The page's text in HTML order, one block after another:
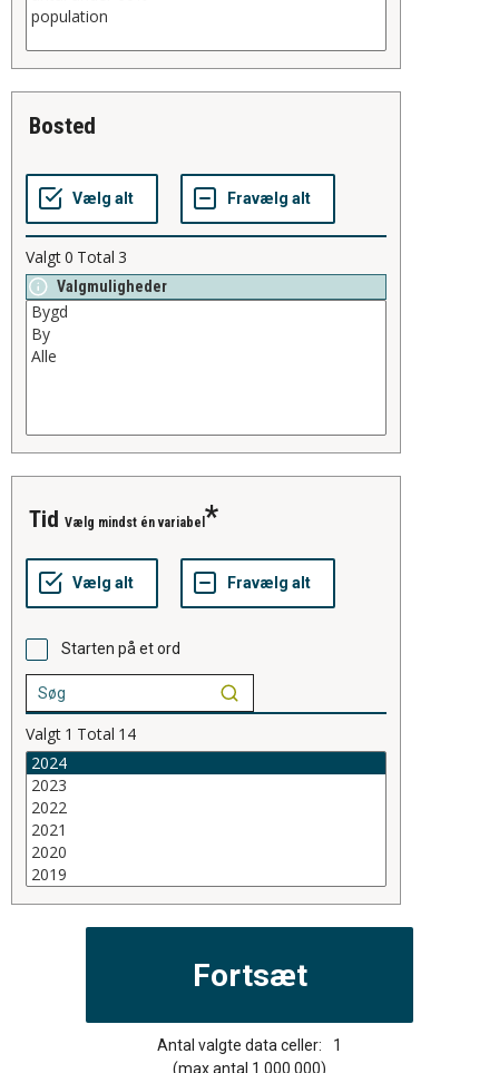
bosted
Valgt0 Total 3
Valgmuligheder
tid Vælg mindst én variabel
Starten på et ord
Valgt 1 Total 14
Antal valgte data celler:
1
(max antal 1.000.000)